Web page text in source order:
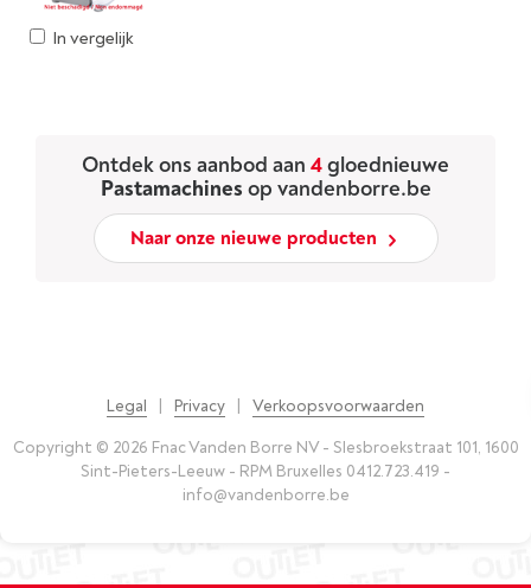
In vergelijk
Ontdek ons aanbod aan 4gloednieuwe
Pastamachines op vandenborre.be
Naar onze nieuwe producten
Legal Privacy Verkoopsvoorwaarden
Copyright © 2026 Fnac Vanden Borre NV - Slesbroekstraat 101, 1600
Sint-Pieters-Leeuw - RPM Bruxelles 0412.723.419 -
info@vandenborre.be